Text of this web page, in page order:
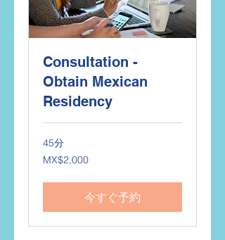
Consultation -
Obtain Mexican
Residency
45分
2,000
メ
シ
ソ
MX$2,000
今すぐ予約